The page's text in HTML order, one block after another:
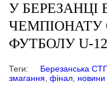
У БЕРЕЗАНЦІ
ЧЕМПІОНАТУ
ФУТБОЛУ U-
Теги: Березанська СТГ,
змагання фінал новини